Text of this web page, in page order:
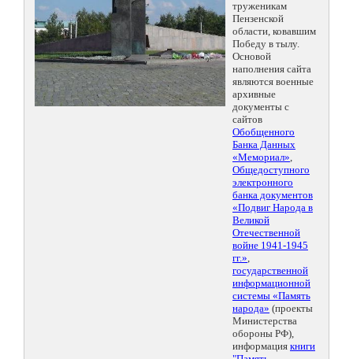
труженикам
Пензенской
области, ковавшим
Победу в тылу.
Основой
наполнения сайта
являются военные
архивные
документы с
сайтов
Обобщенного
Банка Данных
«Мемориал»,
Общедоступного
электронного
банка документов
«Подвиг Народа в
Великой
Отечественной
войне 1941-1945
гг.»,
государственной
информационной
системы «Память
народа» (проекты
Министерства
обороны РФ),
информация книги